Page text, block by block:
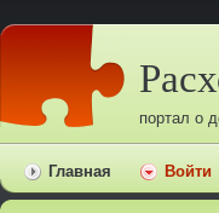
портал о
Главная Войти